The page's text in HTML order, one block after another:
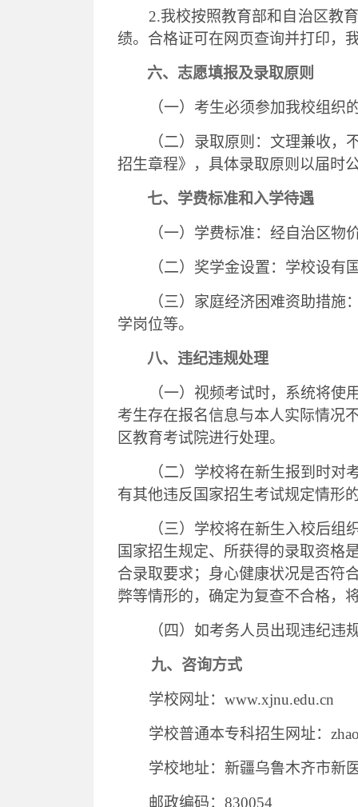
2.我校按照教育部和自治区教
绩。合格证可在网页查询并打印，
六、志愿填报及录取原则
（一） 考生必须参加我校组织
（二）录取原则： 文理兼收，
招生章程》
， 具体录取原则以届时
七、学费标准和入学待遇
（一）学费标准：经自治区物
（二）奖学金设置：学校设
（三）家庭经济困难资助措
学岗位等。
八、 违纪违规处理
（一） 视频考试时，系统将使
考生存在报名信息与本人实际情况
区教育考试院进行处理。
（二） 学校将在新生报到时对
有其他违反国家招生考试规定情形
（三） 学校将在新生入校后组
国家招生规定、所获得的录取资格
合录取要求；身心健康状况是否符
弊等情形的，确定为复查不合格，
（四）如考务人员出现违纪
九、咨询方式
学校网址： www.xjnu.edu.cn
学校普通本专科招生网址：
学校地址：新疆乌鲁木齐市新
邮政编码： 830054